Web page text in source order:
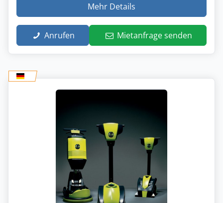
Mehr Details
Anrufen Mietanfrage senden